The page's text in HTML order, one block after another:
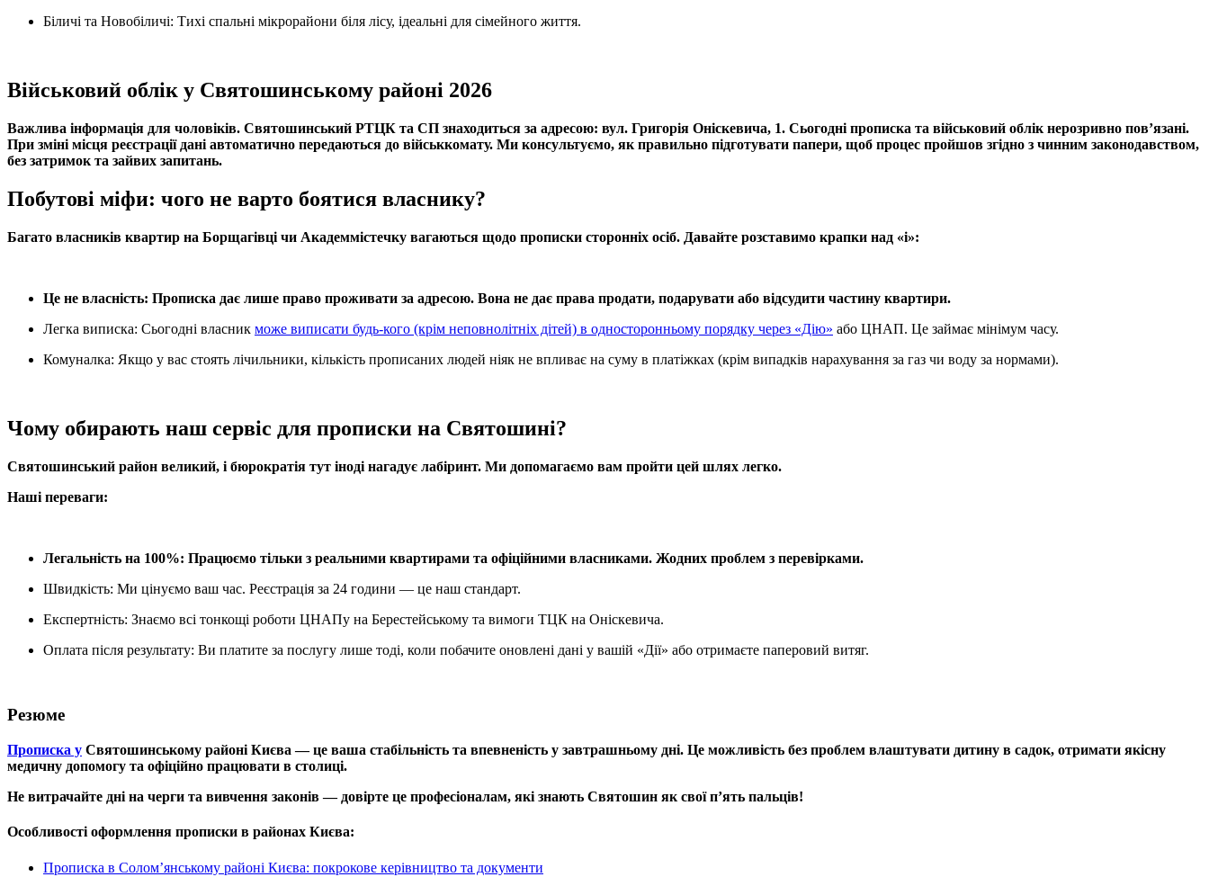
Біличі та Новобіличі: Тихі спальні мікрорайони біля лісу, ідеальні для сімейного життя.
Військовий облік у Святошинському районі 2026
Важлива інформація для чоловіків. Святошинський РТЦК та СП знаходиться за адресою: вул. Григорія Оніскевича, 1. Сьогодні прописка та військовий облік нерозривно пов’язані.
При зміні місця реєстрації дані автоматично передаються до військкомату. Ми консультуємо, як правильно підготувати папери, щоб процес пройшов згідно з чинним законодавством,
без затримок та зайвих запитань.
Побутові міфи: чого не варто боятися власнику?
Багато власників квартир на Борщагівці чи Академмістечку вагаються щодо прописки сторонніх осіб. Давайте розставимо крапки над «і»:
Це не власність: Прописка дає лише право проживати за адресою. Вона не дає права продати, подарувати або відсудити частину квартири.
Легка виписка: Сьогодні власник може виписати будь-кого (крім неповнолітніх дітей) в односторонньому порядку через «Дію» або ЦНАП. Це займає мінімум часу.
Комуналка: Якщо у вас стоять лічильники, кількість прописаних людей ніяк не впливає на суму в платіжках (крім випадків нарахування за газ чи воду за нормами).
Чому обирають наш сервіс для прописки на Святошині?
Святошинський район великий, і бюрократія тут іноді нагадує лабіринт. Ми допомагаємо вам пройти цей шлях легко.
Наші переваги:
Легальність на 100%: Працюємо тільки з реальними квартирами та офіційними власниками. Жодних проблем з перевірками.
Швидкість: Ми цінуємо ваш час. Реєстрація за 24 години — це наш стандарт.
Експертність: Знаємо всі тонкощі роботи ЦНАПу на Берестейському та вимоги ТЦК на Оніскевича.
Оплата після результату: Ви платите за послугу лише тоді, коли побачите оновлені дані у вашій «Дії» або отримаєте паперовий витяг.
Резюме
Прописка у Святошинському районі Києва — це ваша стабільність та впевненість у завтрашньому дні. Це можливість без проблем влаштувати дитину в садок, отримати якісну
медичну допомогу та офіційно працювати в столиці.
Не витрачайте дні на черги та вивчення законів — довірте це професіоналам, які знають Святошин як свої п’ять пальців!
Особливості оформлення прописки в районах Києва:
Прописка в Солом’янському районі Києва: покрокове керівництво та документи